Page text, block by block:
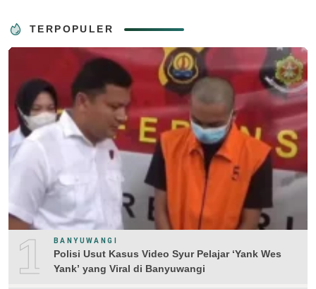
TERPOPULER
1 BANYUWANGI
Polisi Usut Kasus Video Syur Pelajar ‘Yank Wes
Yank’ yang Viral di Banyuwangi